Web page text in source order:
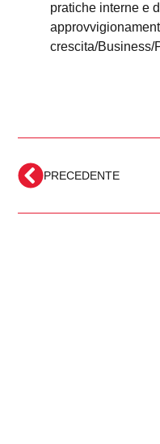
pratiche interne e
crescita/Business/
PRECEDENTE